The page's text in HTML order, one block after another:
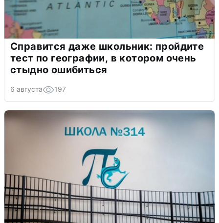
Справится даже школьник: пройдите
тест по географии, в котором очень
стыдно ошибиться
6 августа 197